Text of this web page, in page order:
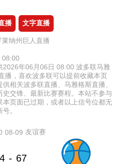
播 文字直播
莱纳州巨人直播
08:00
2026年06月06日 08:00 波多联马雅
播，喜欢波多联可以提前收藏本页
相关波多联直播、马雅格斯直播、
交锋、最新比赛赛程。本站不参与
页面已过期，或者以上信号位都无
。
08-09 友谊赛
- 67